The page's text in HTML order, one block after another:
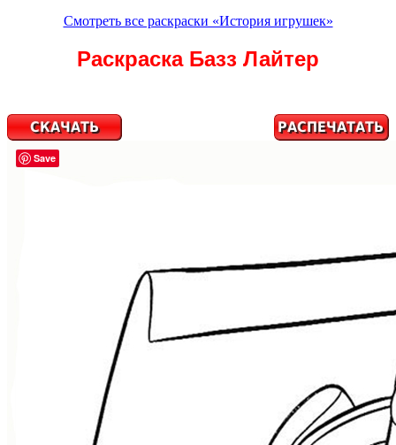
Смотреть все раскраски «История игрушек»
Раскраска Базз Лайтер
Save